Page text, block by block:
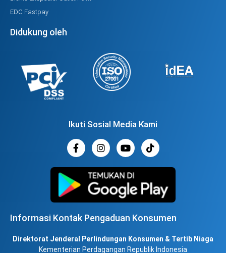
EDC Fastpay
Didukung oleh
Ikuti Sosial Media Kami
Informasi Kontak Pengaduan Konsumen
Direktorat Jenderal Perlindungan Konsumen & Tertib Niaga
Kementerian Perdagangan Republik Indonesia